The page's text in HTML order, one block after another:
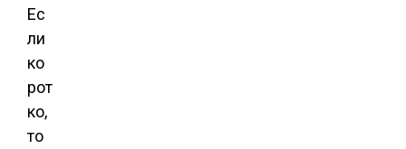
Ес
ли
ко
рот
ко,
то